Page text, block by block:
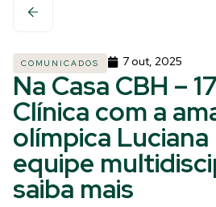
COMUNICADOS 7 out, 2025
Na Casa CBH –
Clínica com a
olímpica Luciana
equipe
saiba mais